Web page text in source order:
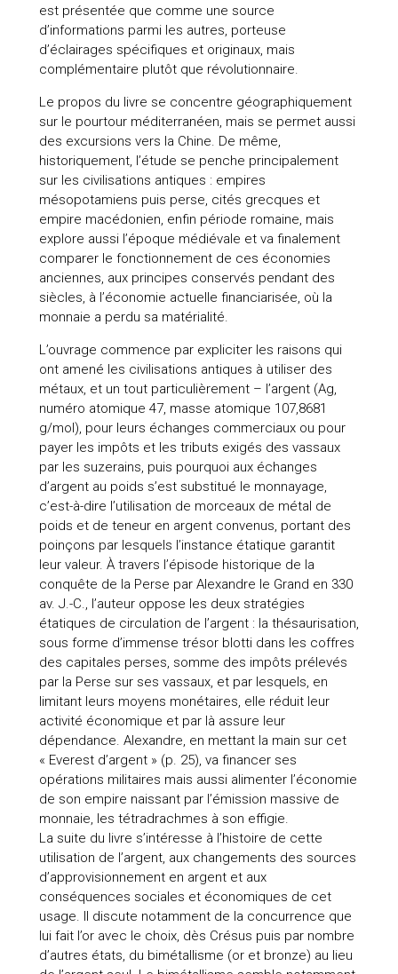
est présentée que comme une source
d’informations parmi les autres, porteuse
d’éclairages spécifiques et originaux, mais
complémentaire plutôt que révolutionnaire.
Le propos du livre se concentre géographiquement
sur le pourtour méditerranéen, mais se permet aussi
des excursions vers la Chine. De même,
historiquement, l’étude se penche principalement
sur les civilisations antiques : empires
mésopotamiens puis perse, cités grecques et
empire macédonien, enfin période romaine, mais
explore aussi l’époque médiévale et va finalement
comparer le fonctionnement de ces économies
anciennes, aux principes conservés pendant des
siècles, à l’économie actuelle financiarisée, où la
monnaie a perdu sa matérialité.
L’ouvrage commence par expliciter les raisons qui
ont amené les civilisations antiques à utiliser des
métaux, et un tout particulièrement – l’argent (Ag,
numéro atomique 47, masse atomique 107,8681
g/mol), pour leurs échanges commerciaux ou pour
payer les impôts et les tributs exigés des vassaux
par les suzerains, puis pourquoi aux échanges
d’argent au poids s’est substitué le monnayage,
c’est-à-dire l’utilisation de morceaux de métal de
poids et de teneur en argent convenus, portant des
poinçons par lesquels l’instance étatique garantit
leur valeur. À travers l’épisode historique de la
conquête de la Perse par Alexandre le Grand en 330
av. J.-C., l’auteur oppose les deux stratégies
étatiques de circulation de l’argent : la thésaurisation,
sous forme d’immense trésor blotti dans les coffres
des capitales perses, somme des impôts prélevés
par la Perse sur ses vassaux, et par lesquels, en
limitant leurs moyens monétaires, elle réduit leur
activité économique et par là assure leur
dépendance. Alexandre, en mettant la main sur cet
« Everest d’argent » (p. 25), va financer ses
opérations militaires mais aussi alimenter l’économie
de son empire naissant par l’émission massive de
monnaie, les tétradrachmes à son effigie.
La suite du livre s’intéresse à l’histoire de cette
utilisation de l’argent, aux changements des sources
d’approvisionnement en argent et aux
conséquences sociales et économiques de cet
usage. Il discute notamment de la concurrence que
lui fait l’or avec le choix, dès Crésus puis par nombre
d’autres états, du bimétallisme (or et bronze) au lieu